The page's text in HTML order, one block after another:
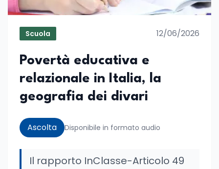
Scuola 12/06/2026
Povertà educativa e
relazionale in Italia, la
geografia dei divari
Ascolta Disponibile in formato audio
Il rapporto InClasse-Articolo 49